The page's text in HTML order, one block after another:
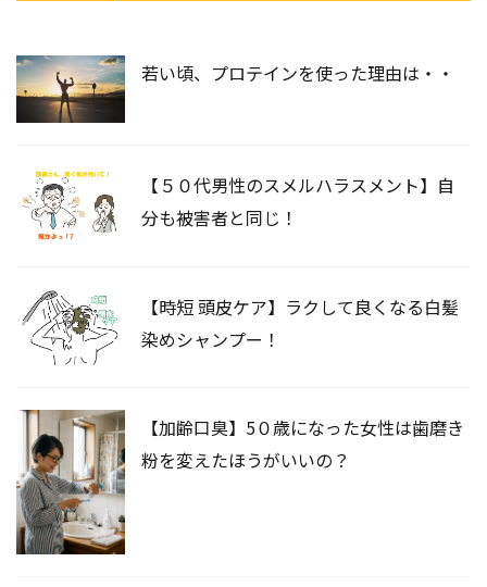
若い頃、プロテインを使った理由は・・
【５０代男性のスメルハラスメント】自
分も被害者と同じ！
【時短 頭皮ケア】ラクして良くなる白髪
染めシャンプー！
【加齢口臭】5０歳になった女性は歯磨き
粉を変えたほうがいいの？